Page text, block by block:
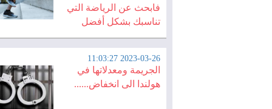
فابحث عن الرياضة التي
تناسبك بشكل أفضل
2023-03-26 11:03:27
الجريمة ومعدلاتها في
هولندا الى انخفاض......